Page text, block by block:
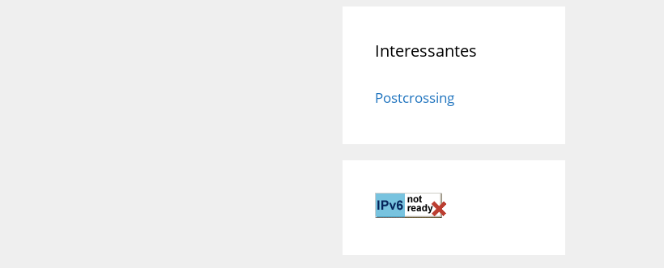
Interessantes
Postcrossing